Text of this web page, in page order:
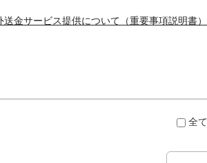
金サービス提供について（重要事項説明書）
全